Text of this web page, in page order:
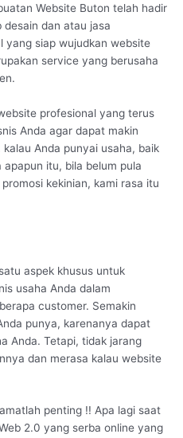
Website Buton telah hadir
dan atau jasa
yang siap wujudkan website
service yang berusaha
profesional yang terus
Anda agar dapat makin
Anda punyai usaha, baik
itu, bila belum pula
kekinian, kami rasa itu
aspek khusus untuk
usaha Anda dalam
customer. Semakin
punya, karenanya dapat
Anda. Tetapi, tidak jarang
dan merasa kalau website
penting !! Apa lagi saat
2.0 yang serba online yang